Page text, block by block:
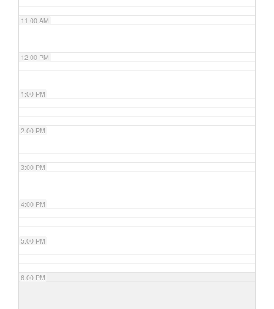
11:00 AM
12:00 PM
1:00 PM
2:00 PM
3:00 PM
4:00 PM
5:00 PM
6:00 PM